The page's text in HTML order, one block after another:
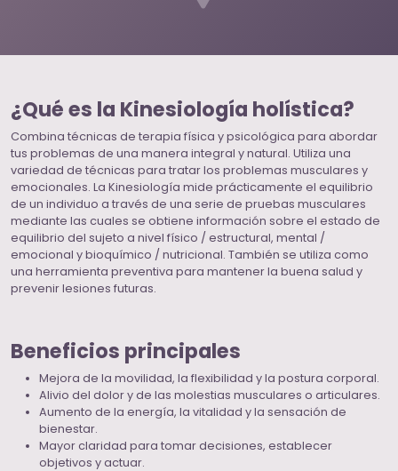
¿Qué es la Kinesiología holística?
Combina técnicas de terapia física y psicológica para abordar
tus problemas de una manera integral y natural. Utiliza una
variedad de técnicas para tratar los problemas musculares y
emocionales. La Kinesiología mide prácticamente el equilibrio
de un individuo a través de una serie de pruebas musculares
mediante las cuales se obtiene información sobre el estado de
equilibrio del sujeto a nivel físico / estructural, mental /
emocional y bioquímico / nutricional. También se utiliza como
una herramienta preventiva para mantener la buena salud y
prevenir lesiones futuras.
Beneficios principales
Mejora de la movilidad, la flexibilidad y la postura corporal.
Alivio del dolor y de las molestias musculares o articulares.
Aumento de la energía, la vitalidad y la sensación de
bienestar.
Mayor claridad para tomar decisiones, establecer
objetivos y actuar.